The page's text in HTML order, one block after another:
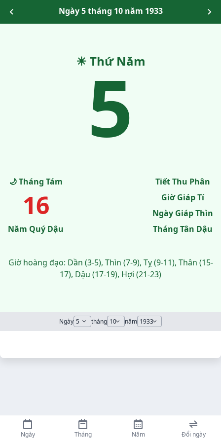
Ngày 5 tháng 10 năm 1933
☀ Thứ Năm
5
🌙 Tháng Tám
16
Năm Quý Dậu
Tiết Thu Phân
Giờ Giáp Tí
Ngày Giáp Thìn
Tháng Tân Dậu
Giờ hoàng đạo: Dần (3-5), Thìn (7-9), Tỵ (9-11), Thân (15-
17), Dậu (17-19), Hợi (21-23)
Ngày tháng năm
Ngày Tháng Năm Đổi ngày